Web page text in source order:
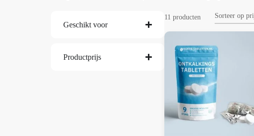
Geschikt voor
Productprijs
11 producten